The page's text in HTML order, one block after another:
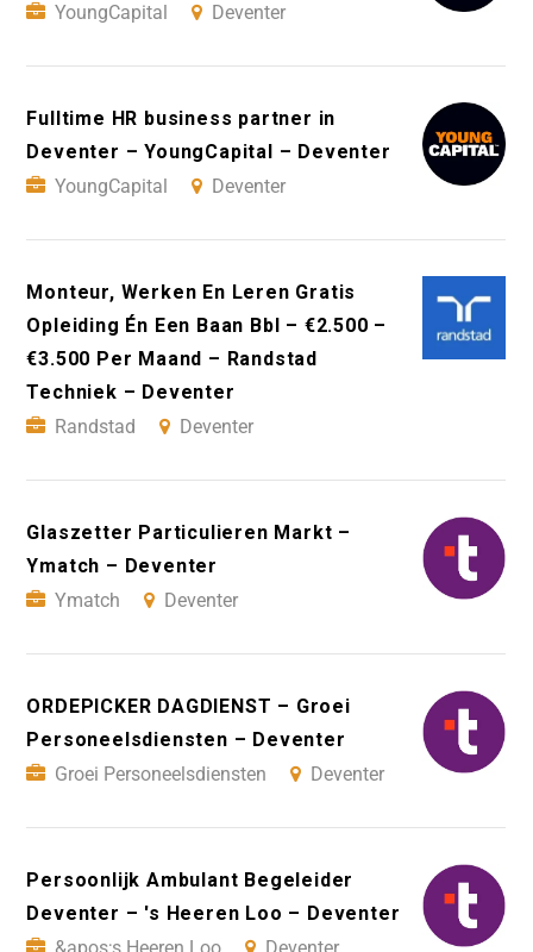
YoungCapital
Deventer
Fulltime HR business partner in
Deventer – YoungCapital – Deventer
YoungCapital
Deventer
Monteur, Werken En Leren Gratis
Opleiding Én Een Baan Bbl – €2.500 –
€3.500 Per Maand – Randstad
Techniek – Deventer
Randstad
Deventer
Glaszetter Particulieren Markt –
Ymatch – Deventer
Ymatch
Deventer
ORDEPICKER DAGDIENST – Groei
Personeelsdiensten – Deventer
Groei Personeelsdiensten
Deventer
Persoonlijk Ambulant Begeleider
Deventer – 's Heeren Loo – Deventer